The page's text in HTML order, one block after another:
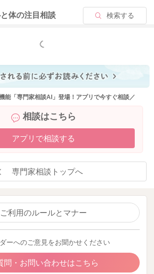
体の注目相談 検索する
もっと見る
能「専門家相談AI」登場！アプリで今すぐ相談／
相談はこちら
アプリで相談する
専門家相談トップへ
ご利用のルールとマナー
ーへのご意見をお聞かせください
問・お問い合わせはこちら